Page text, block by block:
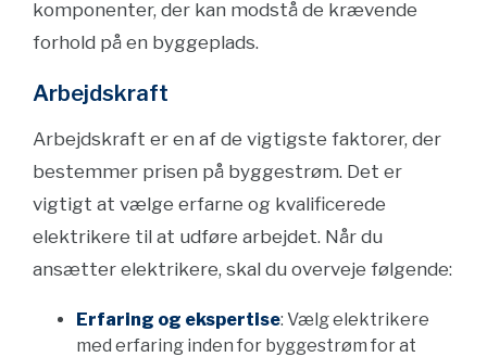
komponenter, der kan modstå de krævende
forhold på en byggeplads.
Arbejdskraft
Arbejdskraft er en af de vigtigste faktorer, der
bestemmer prisen på byggestrøm. Det er
vigtigt at vælge erfarne og kvalificerede
elektrikere til at udføre arbejdet. Når du
ansætter elektrikere, skal du overveje følgende:
Erfaring og ekspertise: Vælg elektrikere
med erfaring inden for byggestrøm for at